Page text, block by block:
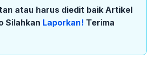
atau harus diedit baik Artikel
Silahkan Laporkan! Terima